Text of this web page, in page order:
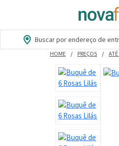
Buscar por endereço de
HOME PREÇOS